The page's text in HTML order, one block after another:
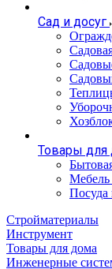
Сад и досуг
Товары для
Мебель
Посуда
Стройматериалы
Инструмент
Товары для дома
Инженерные